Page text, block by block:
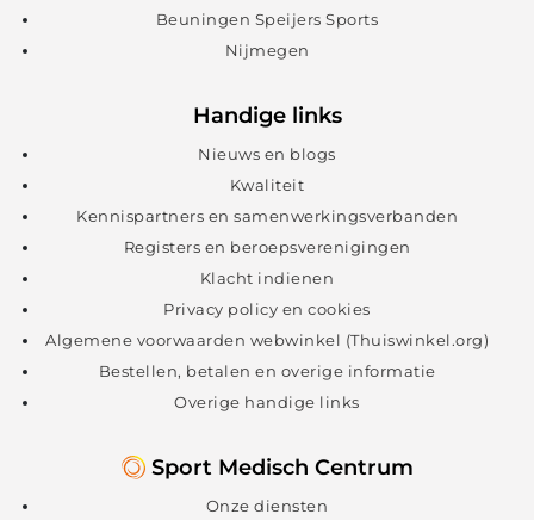
Beuningen Speijers Sports
Nijmegen
Handige links
Nieuws en blogs
Kwaliteit
Kennispartners en samenwerkingsverbanden
Registers en beroepsverenigingen
Klacht indienen
Privacy policy en cookies
Algemene voorwaarden webwinkel (Thuiswinkel.org)
Bestellen, betalen en overige informatie
Overige handige links
Sport Medisch Centrum
Onze diensten